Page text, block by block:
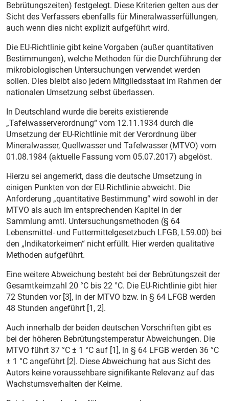
Bebrütungszeiten) festgelegt. Diese Kriterien gelten aus der
Sicht des Verfassers ebenfalls für Mineralwasserfüllungen,
auch wenn dies nicht explizit aufgeführt wird.
Die EU-Richtlinie gibt keine Vorgaben (außer quantitativen
Bestimmungen), welche Methoden für die Durchführung der
mikrobiologischen Untersuchungen verwendet werden
sollen. Dies bleibt also jedem Mitgliedsstaat im Rahmen der
nationalen Umsetzung selbst überlassen.
In Deutschland wurde die bereits existierende
„Tafelwasserverordnung“ vom 12.11.1934 durch die
Umsetzung der EU-Richtlinie mit der Verordnung über
Mineralwasser, Quellwasser und Tafelwasser (MTVO) vom
01.08.1984 (aktuelle Fassung vom 05.07.2017) abgelöst.
Hierzu sei angemerkt, dass die deutsche Umsetzung in
einigen Punkten von der EU-Richtlinie abweicht. Die
Anforderung „quantitative Bestimmung“ wird sowohl in der
MTVO als auch im entsprechenden Kapitel in der
Sammlung amtl. Untersuchungsmethoden (§ 64
Lebensmittel- und Futtermittelgesetzbuch LFGB, L59.00) bei
den „Indikatorkeimen“ nicht erfüllt. Hier werden qualitative
Methoden aufgeführt.
Eine weitere Abweichung besteht bei der Bebrütungszeit der
Gesamtkeimzahl 20 °C bis 22 °C. Die EU-Richtlinie gibt hier
72 Stunden vor [3], in der MTVO bzw. in § 64 LFGB werden
48 Stunden angeführt [1, 2].
Auch innerhalb der beiden deutschen Vorschriften gibt es
bei der höheren Bebrütungstemperatur Abweichungen. Die
MTVO führt 37 °C ± 1 °C auf [1], in § 64 LFGB werden 36 °C
± 1 °C angeführt [2]. Diese Abweichung hat aus Sicht des
Autors keine voraussehbare signifikante Relevanz auf das
Wachstumsverhalten der Keime.